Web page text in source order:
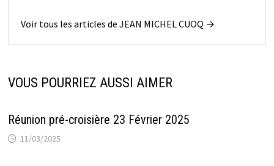
Voir tous les articles de JEAN MICHEL CUOQ →
VOUS POURRIEZ AUSSI AIMER
Réunion pré-croisière 23 Février 2025
11/03/2025